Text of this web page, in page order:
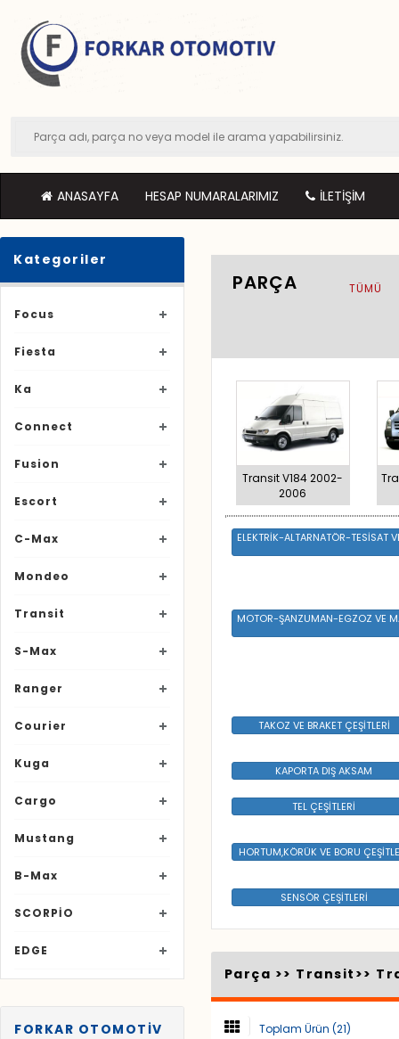
ANASAYFA HESAP NUMARALARIMIZ İLETIŞIM
Kategoriler
Focus
Fiesta
Ka
Connect
Fusion
Escort
C-Max
Mondeo
Transit
S-Max
Ranger
Courier
Kuga
Cargo
Mustang
B-Max
SCORPİO
EDGE
FORKAR OTOMOTİV
PARÇA TÜMÜ
Transit V184 2002-
2006
ELEKTRİK-ALTARNATÖR-TESİSAT
MOTOR-ŞANZUMAN-EGZOZ VE
TAKOZ VE BRAKET ÇEŞİTLERİ
KAPORTA DIŞ AKSAM
TEL ÇEŞİTLERİ
HORTUM,KÖRÜK VE BORU
SENSÖR ÇEŞİTLERİ
Parça >> Transit >>
Toplam Ürün (21)